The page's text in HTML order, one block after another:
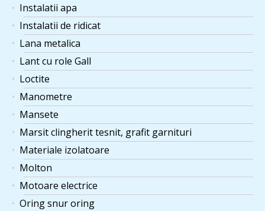
Instalatii apa
Instalatii de ridicat
Lana metalica
Lant cu role Gall
Loctite
Manometre
Mansete
Marsit clingherit tesnit, grafit garnituri
Materiale izolatoare
Molton
Motoare electrice
Oring snur oring